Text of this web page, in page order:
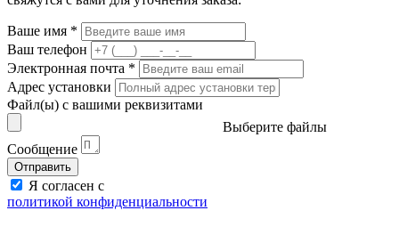
Ваше имя *
Ваш телефон
Электронная почта *
Адрес установки
Файл(ы) с вашими реквизитами
Выберите файлы
Сообщение
Отправить
Я согласен с
политикой конфиденциальности